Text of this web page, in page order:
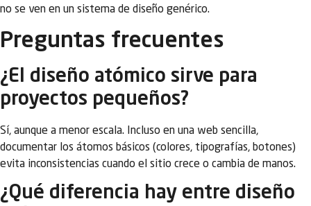
no se ven en un sistema de diseño genérico.
Preguntas frecuentes
¿El diseño atómico sirve para
proyectos pequeños?
Sí, aunque a menor escala. Incluso en una web sencilla,
documentar los átomos básicos (colores, tipografías, botones)
evita inconsistencias cuando el sitio crece o cambia de manos.
¿Qué diferencia hay entre diseño